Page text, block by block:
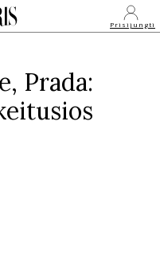
Prisijungti
Prada: